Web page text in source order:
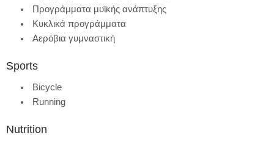
Προγράμματα μυϊκής ανάπτυξης
Κυκλικά προγράμματα
Αερόβια γυμναστική
Sports
Bicycle
Running
Nutrition